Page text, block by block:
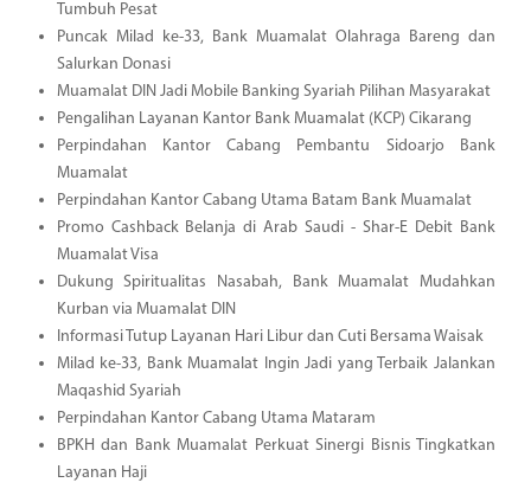
Tumbuh Pesat
Puncak Milad ke-33, Bank Muamalat Olahraga Bareng dan
Salurkan Donasi
Muamalat DIN Jadi Mobile Banking Syariah Pilihan Masyarakat
Pengalihan Layanan Kantor Bank Muamalat (KCP) Cikarang
Perpindahan Kantor Cabang Pembantu Sidoarjo Bank
Muamalat
Perpindahan Kantor Cabang Utama Batam Bank Muamalat
Promo Cashback Belanja di Arab Saudi - Shar-E Debit Bank
Muamalat Visa
Dukung Spiritualitas Nasabah, Bank Muamalat Mudahkan
Kurban via Muamalat DIN
Informasi Tutup Layanan Hari Libur dan Cuti Bersama Waisak
Milad ke-33, Bank Muamalat Ingin Jadi yang Terbaik Jalankan
Maqashid Syariah
Perpindahan Kantor Cabang Utama Mataram
BPKH dan Bank Muamalat Perkuat Sinergi Bisnis Tingkatkan
Layanan Haji